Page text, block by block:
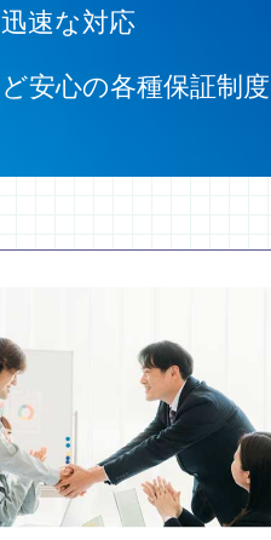
速な対応
安心の各種保証制度